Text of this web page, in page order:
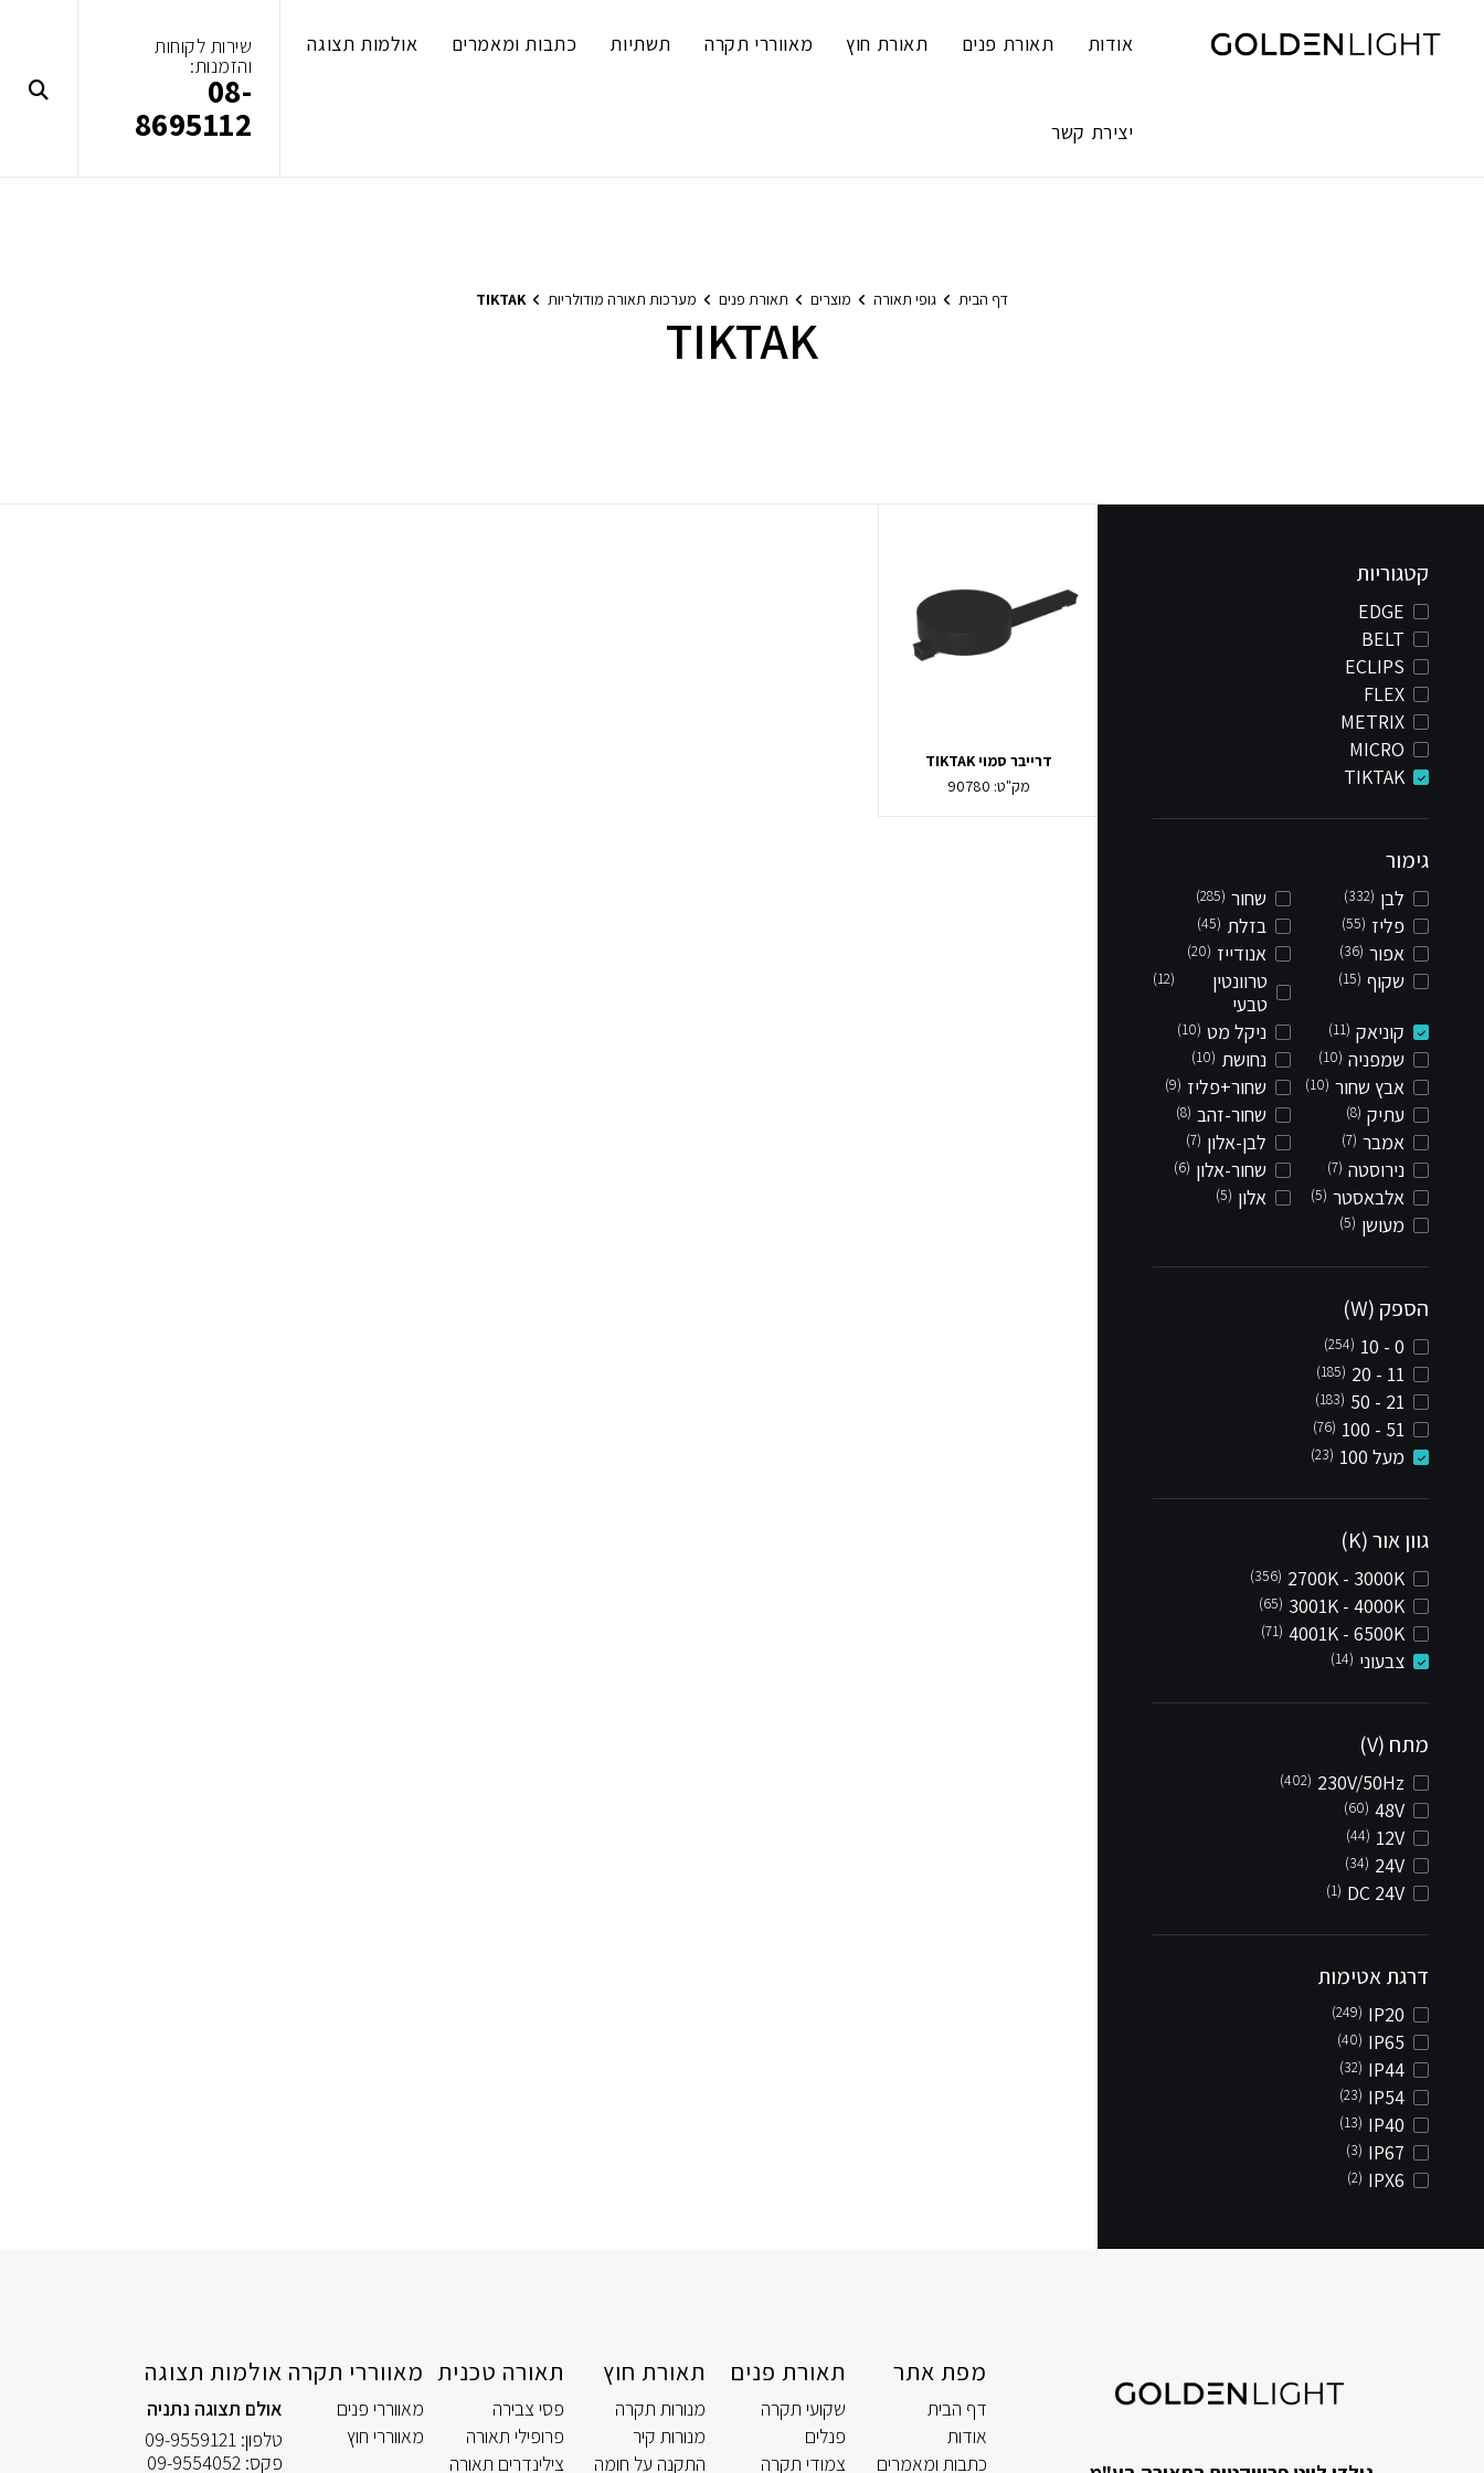
content
אודות תאורת פנים תאורת חוץ מאווררי תקרה תשתיות כתבות ומאמרים אולמות תצוגה
יצירת קשר
שירות לקוחות
והזמנות:
08-
8695112
דף הבית גופי תאורה מוצרים תאורת פנים מערכות תאורה מודולריות TIKTAK
TIKTAK
קטגוריות
EDGE
BELT
ECLIPS
FLEX
METRIX
MICRO
TIKTAK
גימור
לבן (332) שחור (285)
פליז (55) בזלת (45)
אפור (36) אנודייז (20)
שקוף (15)
טרוונטין
טבעי
(12)
קוניאק (11) ניקל מט (10)
שמפניה (10) נחושת (10)
אבץ שחור (10) שחור+פליז (9)
עתיק (8) שחור-זהב (8)
אמבר (7) לבן-אלון (7)
נירוסטה (7) שחור-אלון (6)
אלבאסטר (5) אלון (5)
מעושן (5)
הספק (W)
0 - 10
(254)
11 - 20
(185)
21 - 50
(183)
51 - 100
(76)
מעל 100 (23)
גוון אור (K)
2700K - 3000K
(356)
3001K - 4000K
(65)
4001K - 6500K
(71)
צבעוני (14)
מתח (V)
230V/50Hz
(402)
48V
(60)
12V
(44)
24V
(34)
DC 24V
(1)
דרגת אטימות
IP20
(249)
IP65
(40)
IP44
(32)
IP54
(23)
IP40
(13)
IP67
(3)
IPX6
(2)
דרייבר סמוי TIKTAK
מק"ט: 90780
מפת אתר
דף הבית
אודות
כתבות ומאמרים
תאורת פנים
שקועי תקרה
פנלים
צמודי תקרה
תאורת חוץ
מנורות תקרה
מנורות קיר
התקנה על חומה
תאורה טכנית
פסי צבירה
פרופילי תאורה
צילינדרים תאורה
מאווררי תקרה
מאווררי פנים
מאווררי חוץ
אולמות תצוגה
אולם תצוגה נתניה
טלפון: 09-9559121
פקס: 09-9554052